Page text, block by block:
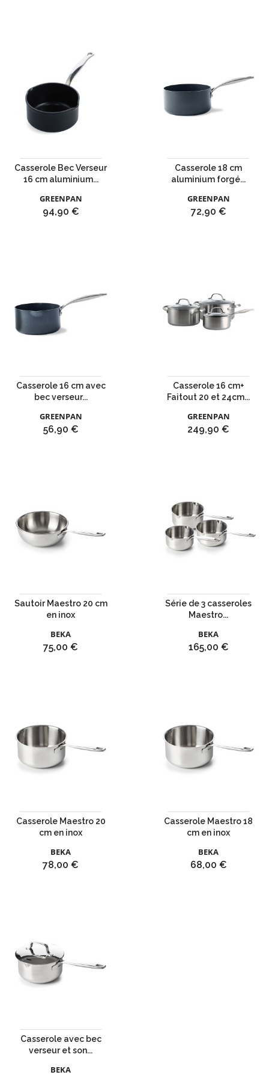
Casserole Bec Verseur
16 cm aluminium...
GREENPAN
Prix
94,90 €
Casserole 18 cm
aluminium forgé...
GREENPAN
Prix
72,90 €
Casserole 16 cm avec
bec verseur...
GREENPAN
Prix
56,90 €
Casserole 16 cm+
Faitout 20 et 24cm...
GREENPAN
Prix
249,90 €
Sautoir Maestro 20 cm
en inox
BEKA
Prix
75,00 €
Série de 3 casseroles
Maestro...
BEKA
Prix
165,00 €
Casserole Maestro 20
cm en inox
BEKA
Prix
78,00 €
Casserole Maestro 18
cm en inox
BEKA
Prix
68,00 €
Casserole avec bec
verseur et son...
BEKA